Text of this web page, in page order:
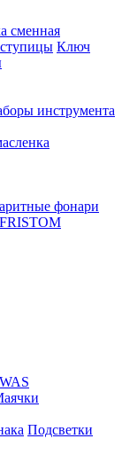
сменная
Ключ
инструмента
фонари
Подсветки